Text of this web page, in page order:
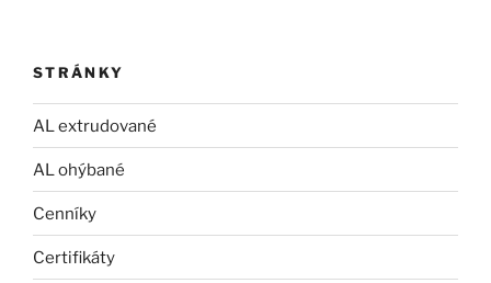
STRÁNKY
AL extrudované
AL ohýbané
Cenníky
Certifikáty